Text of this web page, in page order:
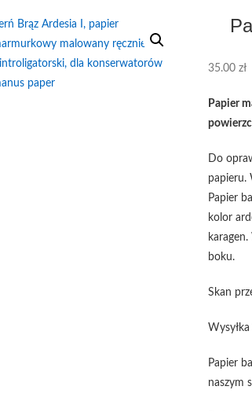
35.00 zł
Papier
Do
papieru.
Papier
kolor
boku.
Skan
Papier
naszym